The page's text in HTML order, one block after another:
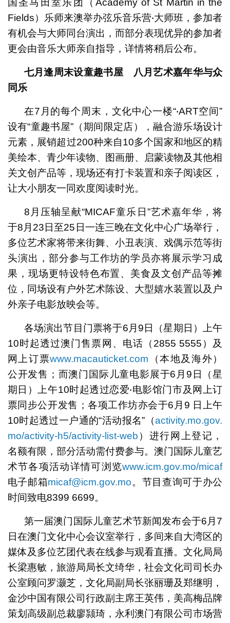
国圣马田室乐团（Academy of St Martin in the
Fields）乐师来澳举办弦乐音乐营‧大师班，参加者
有机会与大师同台演出，而部分表现优异的参加者
更会由音乐大师亲自指导，详情将稍后公布。
七月逢周末设童趣书屋 八月艺术嘉年华与众
同乐
在7月的每个周末，文化中心一楼“‧ART空间”
设有“童趣书屋”（期间限定店），融合游乐场设计
元素，展销超过200种来自10多个国家和地区的精
美绘本、青少年读物、图画册、启蒙读物及其他相
关文创产品等，现场还有打卡装置和亲子阅读区，
让大小朋友一同欢度阅读时光。
8月压轴呈献“MICAF童乐日”艺术嘉年华，将
于8月23日至25日一连三晚在文化中心广场举行，
多位艺术家将带来街舞、小丑表演、戏偶示范等街
头演出，部分参与工作坊的学员亦将展示学习成
果，现场更特设特色布置、美食及文创产品等摊
位，同场设有户外艺术陈设、大型嬉水装置以及户
外亲子电影放映会等。
各场演出节目门票将于6月9日（星期日）上午
10时起透过澳门售票网、电话（2855 5555）及
网上订票www.macauticket.com （本地及海外）
公开发售；而澳门国际儿童电影展于6月9日（星
期日）上午10时起透过恋爱‧电影馆门市及网上订
票同步公开发售；各项工作坊亦会于6月9 日上午
10时起透过一户通的“活动报名”（activity.mo.gov.
mo/activity-h5/activity-list-web ）进行网上登记，
名额有限，部分活动需付费参与。澳门国际儿童艺
术节各项活动详情可浏览www.icm.gov.mo/micaf
电子邮箱micaf@icm.gov.mo。节目查询可于办公
时间致电8399 6699。
第一届澳门国际儿童艺术节新闻发布会于6月7
日在澳门文化中心会议室举行，多间来自大湾区的
媒体及多位艺团代表在线参与观看直播。文化局局
长梁惠敏，旅游局局长文绮华，社会文化司司长办
公室顾问罗灏芝，文化局副局长张丽珊及郑继明，
金沙中国有限公司行政副主席王英伟，美高梅品牌
策划高级副总裁廖颕琦，永利澳门有限公司市场营